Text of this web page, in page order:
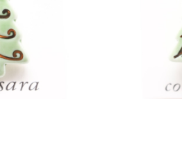
スマスツリー 2
有田焼ブロー